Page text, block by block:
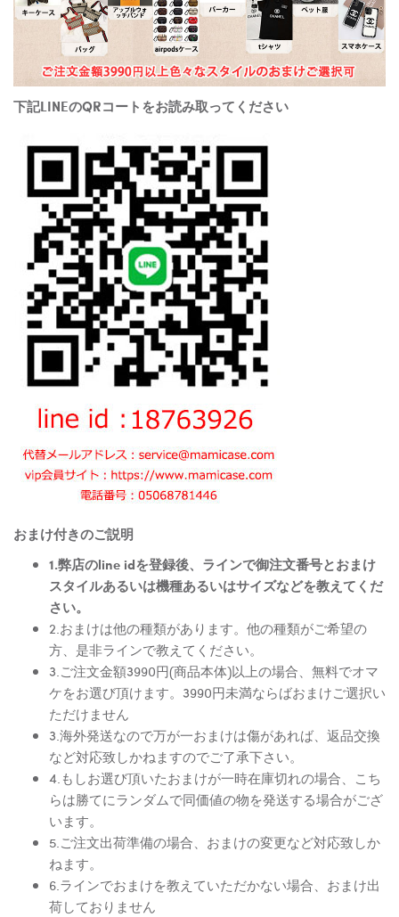
下記LINEのQRコートをお読み取ってください
おまけ付きのご説明
1.弊店のline idを登録後、ラインで御注文番号とおまけ
スタイルあるいは機種あるいはサイズなどを教えてくだ
さい。
2.おまけは他の種類があります。他の種類がご希望の
方、是非ラインで教えてください。
3.ご注文金額3990円(商品本体)以上の場合、無料でオマ
ケをお選び頂けます。3990円未満ならばおまけご選択い
ただけません
3.海外発送なので万が一おまけは傷があれば、返品交換
など対応致しかねますのでご了承下さい。
4.もしお選び頂いたおまけが一時在庫切れの場合、こち
らは勝てにランダムで同価値の物を発送する場合がござ
います。
5.ご注文出荷準備の場合、おまけの変更など対応致しか
ねます。
6.ラインでおまけを教えていただかない場合、おまけ出
荷しておりません